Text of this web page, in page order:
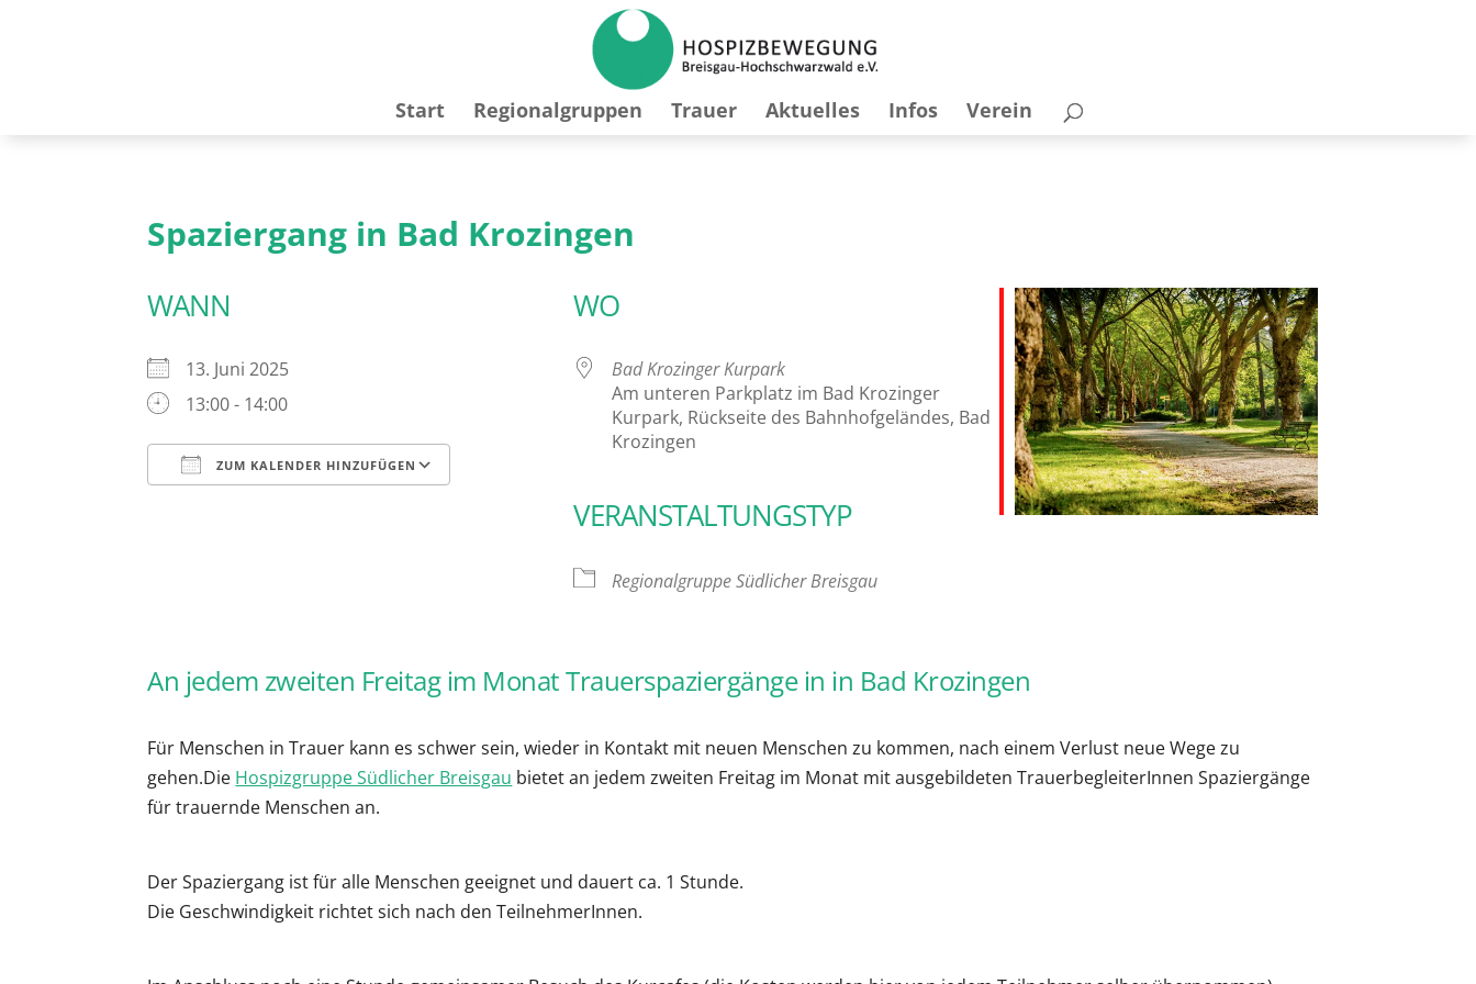
Start Regionalgruppen Trauer Aktuelles Infos Verein
Spaziergang in Bad Krozingen
WANN
13. Juni 2025
13:00 - 14:00
ZUM KALENDER HINZUFÜGEN
Google Kalender iCalendar Office 365
WO
Bad Krozinger Kurpark
Am unteren Parkplatz im Bad Krozinger
Kurpark, Rückseite des Bahnhofgeländes, Bad
Krozingen
VERANSTALTUNGSTYP
Regionalgruppe Südlicher Breisgau
An jedem zweiten Freitag im Monat Trauerspaziergänge in in Bad Krozingen
Für Menschen in Trauer kann es schwer sein, wieder in Kontakt mit neuen Menschen zu kommen, nach einem Verlust neue Wege zu
gehen.Die Hospizgruppe Südlicher Breisgau bietet an jedem zweiten Freitag im Monat mit ausgebildeten TrauerbegleiterInnen Spaziergänge
für trauernde Menschen an.
Der Spaziergang ist für alle Menschen geeignet und dauert ca. 1 Stunde.
Die Geschwindigkeit richtet sich nach den TeilnehmerInnen.